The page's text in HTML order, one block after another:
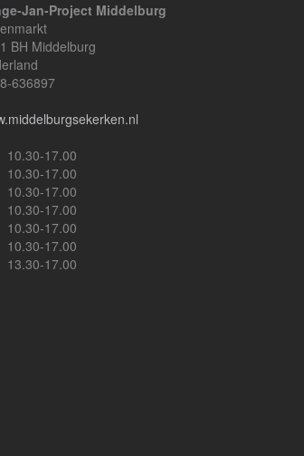
Jan-Project Middelburg
BH Middelburg
636897
10.30-17.00
10.30-17.00
10.30-17.00
10.30-17.00
10.30-17.00
10.30-17.00
13.30-17.00